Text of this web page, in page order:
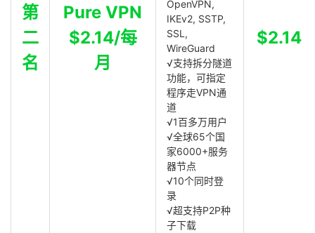
第
二
名
Pure VPN
$2.14/每
月
OpenVPN,
IKEv2, SSTP,
SSL,
WireGuard
√支持拆分隧道
功能，可指定
程序走VPN通
道
√1百多万用户
√全球65个国
家6000+服务
器节点
√10个同时登
录
√超支持P2P种
子下载
$2.14